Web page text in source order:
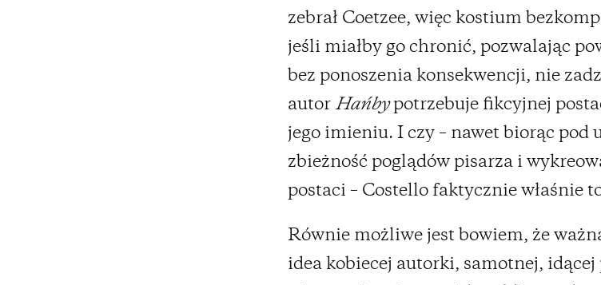
zebrał Coetzee, więc kostium
jeśli miałby go chronić, pozwalając
bez ponoszenia konsekwencji, nie
autor Hańbypotrzebuje fikcyjnej
jego imieniu. I czy – nawet biorąc pod
zbieżność poglądów pisarza i
postaci – Costello faktycznie właśnie
Równie możliwe jest bowiem, że
idea kobiecej autorki, samotnej, idącej